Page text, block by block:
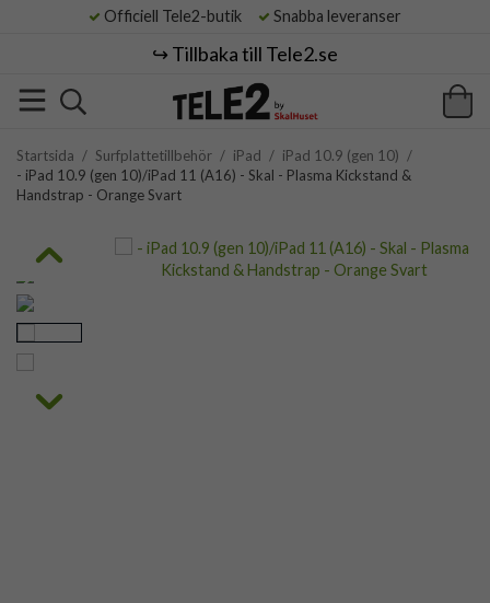
Officiell Tele2-butik Snabba leveranser
↪️ Tillbaka till Tele2.se
Startsida / Surfplattetillbehör / iPad / iPad 10.9 (gen 10) /
- iPad 10.9 (gen 10)/iPad 11 (A16) - Skal - Plasma Kickstand &
Handstrap - Orange Svart